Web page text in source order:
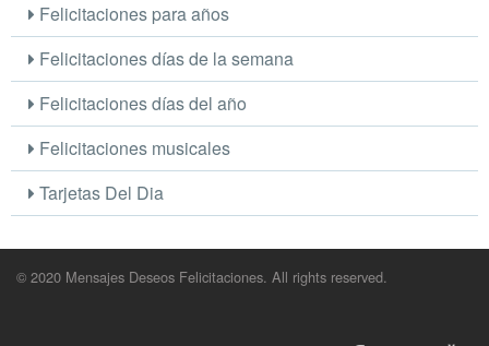
Felicitaciones para años
Felicitaciones días de la semana
Felicitaciones días del año
Felicitaciones musicales
Tarjetas Del Dia
© 2020 Mensajes Deseos Felicitaciones. All rights reserved.